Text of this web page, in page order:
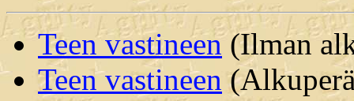
Teen vastineen(Ilman
Teen vastineen